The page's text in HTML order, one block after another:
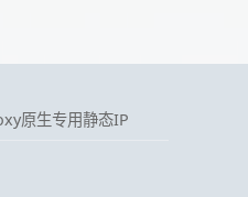
原生专用静态IP